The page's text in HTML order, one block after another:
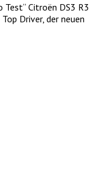
Citroën DS3 R3
Driver, der neuen